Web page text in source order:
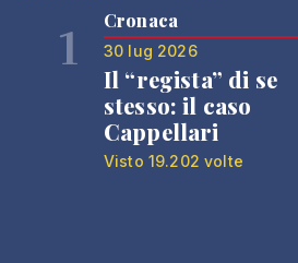
1 Cronaca
30 lug 2026
Il “regista” di se
stesso: il caso
Cappellari
Visto 19.202 volte